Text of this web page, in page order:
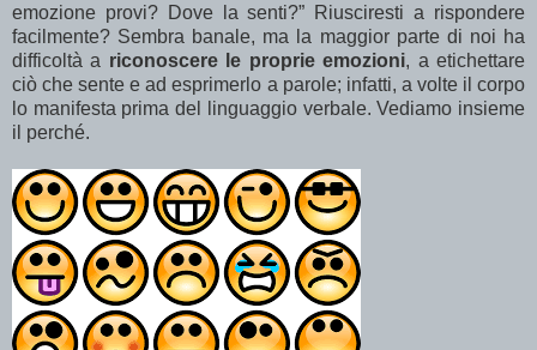
emozione provi? Dove la senti?” Riusciresti a rispondere
facilmente? Sembra banale, ma la maggior parte di noi ha
difficoltà a riconoscere le proprie emozioni, a etichettare
ciò che sente e ad esprimerlo a parole; infatti, a volte il corpo
lo manifesta prima del linguaggio verbale. Vediamo insieme
il perché.